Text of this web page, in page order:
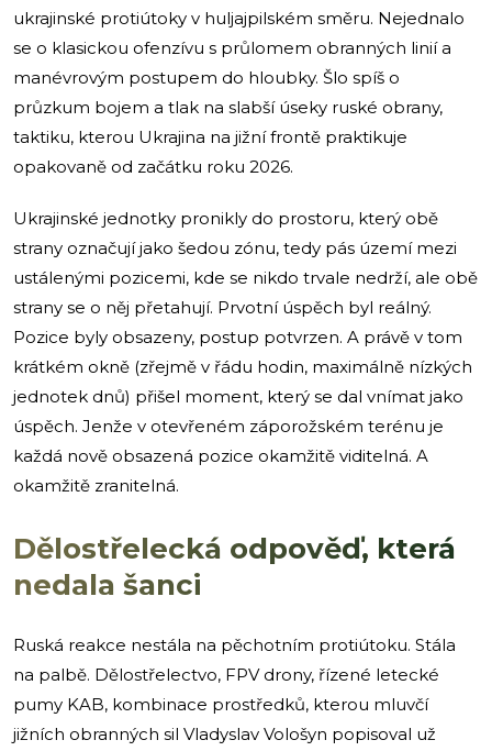
ukrajinské protiútoky v huljajpilském směru. Nejednalo
se o klasickou ofenzívu s průlomem obranných linií a
manévrovým postupem do hloubky. Šlo spíš o
průzkum bojem a tlak na slabší úseky ruské obrany,
taktiku, kterou Ukrajina na jižní frontě praktikuje
opakovaně od začátku roku 2026.
Ukrajinské jednotky pronikly do prostoru, který obě
strany označují jako šedou zónu, tedy pás území mezi
ustálenými pozicemi, kde se nikdo trvale nedrží, ale obě
strany se o něj přetahují. Prvotní úspěch byl reálný.
Pozice byly obsazeny, postup potvrzen. A právě v tom
krátkém okně (zřejmě v řádu hodin, maximálně nízkých
jednotek dnů) přišel moment, který se dal vnímat jako
úspěch. Jenže v otevřeném záporožském terénu je
každá nově obsazená pozice okamžitě viditelná. A
okamžitě zranitelná.
Dělostřelecká odpověď, která
nedala šanci
Ruská reakce nestála na pěchotním protiútoku. Stála
na palbě. Dělostřelectvo, FPV drony, řízené letecké
pumy KAB, kombinace prostředků, kterou mluvčí
jižních obranných sil Vladyslav Vološyn popisoval už